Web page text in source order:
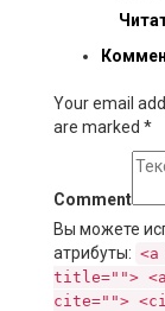
Your email
are marked *
Comment
Вы можете
атрибуты:
title="">
cite="">